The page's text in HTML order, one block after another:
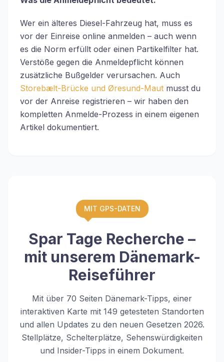
Wer ein älteres Diesel-Fahrzeug hat, muss es
vor der Einreise online anmelden – auch wenn
es die Norm erfüllt oder einen Partikelfilter hat.
Verstöße gegen die Anmeldepflicht können
zusätzliche Bußgelder verursachen. Auch
Storebælt-Brücke und Øresund-Maut musst du
vor der Anreise registrieren – wir haben den
kompletten Anmelde-Prozess in einem eigenen
Artikel dokumentiert.
MIT GPS-DATEN
Spar Tage Recherche –
mit unserem Dänemark-
Reiseführer
Mit über 70 Seiten Dänemark-Tipps, einer
interaktiven Karte mit 149 getesteten Standorten
und allen Updates zu den neuen Gesetzen 2026.
Stellplätze, Schelterplätze, Sehenswürdigkeiten
und Insider-Tipps in einem Dokument.